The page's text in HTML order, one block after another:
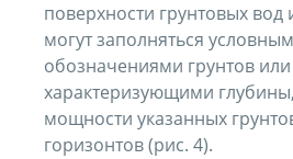
поверхности грунтовых вод
могут заполняться
обозначениями грунтов
характеризующими
мощности указанных
горизонтов (рис. 4).